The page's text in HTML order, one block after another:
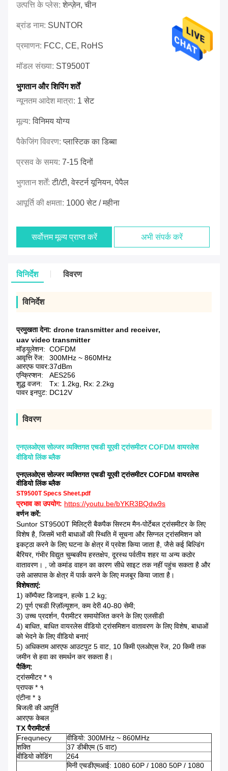
उत्पत्ति के प्लेस:शेन्ज़ेन, चीन
ब्रांड नाम: SUNTOR
प्रमाणन: FCC, CE, RoHS
मॉडल संख्या: ST9500T
भुगतान और शिपिंग शर्तें
न्यूनतम आदेश मात्रा: 1 सेट
मूल्य:विनिमय योग्य
पैकेजिंग विवरण:प्लास्टिक का डिब्बा
प्रसव के समय: 7-15 दिनों
भुगतान शर्तें:टी/टी, वेस्टर्न यूनियन, पेपैल
आपूर्ति की क्षमता: 1000 सेट / महीना
सर्वोत्तम मूल्य प्राप्त करें अभी संपर्क करें
विनिर्देश विवरण
विनिर्देश
प्रमुखता देना: drone transmitter and receiver,
uav video transmitter
मॉड्यूलेशन: COFDM
आवृत्ति रेंज:
300MHz ~ 860MHz
आरएफ पावर:37dBm
एन्क्रिप्शन:
AES256
शुद्ध वजन:
Tx: 1.2kg, Rx: 2.2kg
पावर इनपुट: DC12V
विवरण
एनएलओएस सोल्जर व्यक्तिगत एचडी यूएवी ट्रांसमीटर COFDM वायरलेस
वीडियो लिंक ब्लैक
एनएलओएस सोल्जर व्यक्तिगत एचडी यूएवी ट्रांसमीटर COFDM वायरलेस
वीडियो लिंक ब्लैक
ST9500T Specs Sheet.pdf
प्रभाव का उपयोग: https://youtu.be/bYKR3BQdw9s
वर्णन करें:
Suntor ST9500T मिलिट्री बैकपैक सिस्टम मैन-पोर्टेबल ट्रांसमीटर के लिए
विशेष है, जिसमें भारी बाधाओं की स्थिति में सूचना और सिग्नल ट्रांसमिशन को
इकट्ठा करने के लिए घटना के क्षेत्र में प्रवेश किया जाता है, जैसे कई बिल्डिंग
बैरियर, गंभीर विद्युत चुम्बकीय हस्तक्षेप, दूरस्थ पर्वतीय शहर या अन्य कठोर
वातावरण। , जो कमांड वाहन का कारण सीधे साइट तक नहीं पहुंच सकता है और
उसे आसपास के क्षेत्र में पार्क करने के लिए मजबूर किया जाता है।
विशेषताएं:
1) कॉम्पैक्ट डिजाइन, हल्के 1.2 kg;
2) पूर्ण एचडी रिज़ॉल्यूशन, कम देरी 40-80 सेमी;
3) उच्च प्रदर्शन, पैरामीटर समायोजित करने के लिए एलसीडी
4) बाधित, बाधित वायरलेस वीडियो ट्रांसमिशन वातावरण के लिए विशेष, बाधाओं
को भेदने के लिए वीडियो बनाएं
5) अधिकतम आरएफ आउटपुट 5 वाट, 10 किमी एलओएस रेंज, 20 किमी तक
जमीन से हवा का समर्थन कर सकता है।
पैकिंग:
ट्रांसमीटर * १
प्रापक * १
एंटीना * ३
बिजली की आपूर्ति
आरएफ केबल
TX पैरामीटर्स
Frequnecy
वीडियो: 300MHz ~ 860MHz
शक्ति
37 डीबीएम (5 वाट)
वीडियो कोडिंग
264
मिनी एचडीएमआई: 1080 60P / 1080 50P / 1080